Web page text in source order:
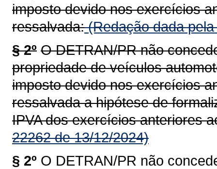
imposto devido nos exercícios
ressalvada:(Redação dada
§ 2º O DETRAN/PR não
propriedade de veículos
imposto devido nos exercícios
ressalvada a hipótese de
IPVA dos exercícios anteriores
22262 de 13/12/2024)
§ 2º O DETRAN/PR não